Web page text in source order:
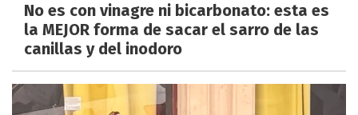
No es con vinagre ni bicarbonato: esta es
la MEJOR forma de sacar el sarro de las
canillas y del inodoro